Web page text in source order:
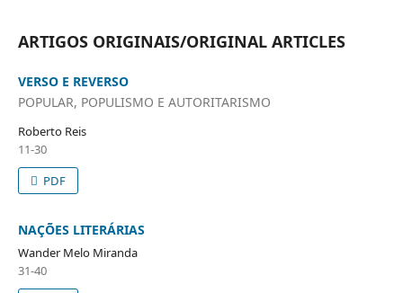
ARTIGOS ORIGINAIS/ORIGINAL ARTICLES
VERSO E REVERSO
POPULAR, POPULISMO E AUTORITARISMO
Roberto Reis
11-30
PDF
NAÇÕES LITERÁRIAS
Wander Melo Miranda
31-40